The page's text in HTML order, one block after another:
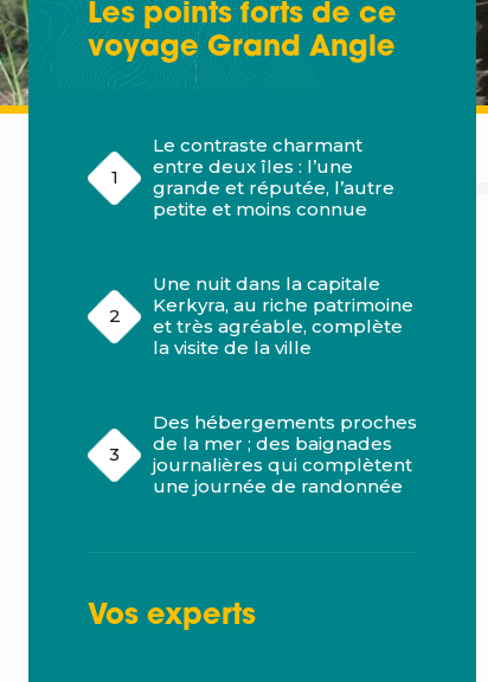
Les points forts de ce
voyage Grand Angle
Le contraste charmant
entre deux îles : l’une
grande et réputée, l’autre
petite et moins connue
Une nuit dans la capitale
Kerkyra, au riche patrimoine
et très agréable, complète
la visite de la ville
Des hébergements proches
de la mer ; des baignades
journalières qui complètent
une journée de randonnée
Vos experts